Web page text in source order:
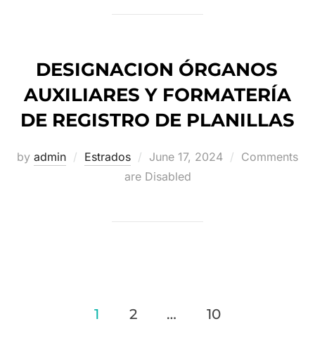
DESIGNACION ÓRGANOS
AUXILIARES Y FORMATERÍA
DE REGISTRO DE PLANILLAS
by admin Estrados
Posted
on
June 17, 2024
Comments
are Disabled
1 2 … 10